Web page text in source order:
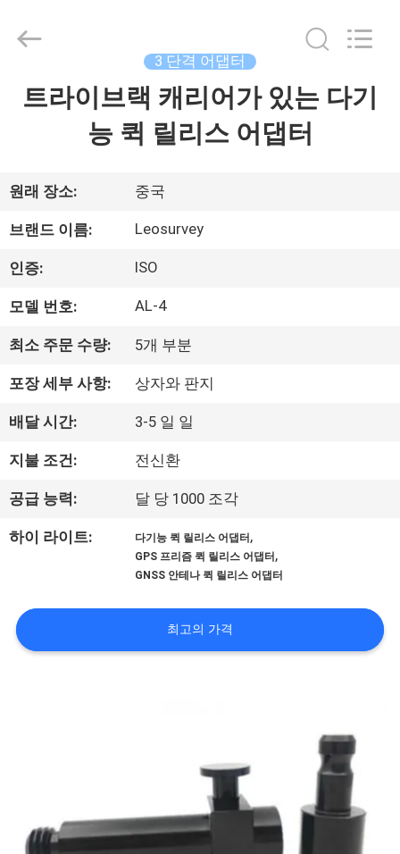
집
품
우
리
여
공
장
행
연
2021
Survey
Instrument
3 단격 어댑터
트라이브랙 캐리어가 있는 다기
능 퀵 릴리스 어댑터
원래 장소: 중국
브랜드 이름: Leosurvey
인증: ISO
모델 번호: AL-4
최소 주문 수량: 5개 부분
포장 세부 사항: 상자와 판지
배달 시간: 3-5 일 일
지불 조건: 전신환
공급 능력: 달 당 1000 조각
하이 라이트: 다기능 퀵 릴리스 어댑터 ,
GPS 프리즘 퀵 릴리스 어댑터 ,
GNSS 안테나 퀵 릴리스 어댑터
최고의 가격